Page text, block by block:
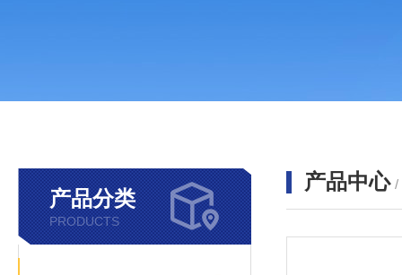
产品分类
PRODUCTS
产品中心 /